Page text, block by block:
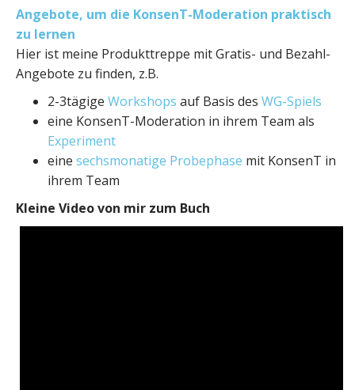
Angebote, um die KonsenT-Moderation praktisch
zu lernen
Hier ist meine Produkttreppe mit Gratis- und Bezahl-
Angebote zu finden, z.B.
2-3tägige Workshops auf Basis des WG-Spiels
eine KonsenT-Moderation in ihrem Team als
Experiment
eine sechsmonatige Probephase mit KonsenT in
ihrem Team
Kleine Video von mir zum Buch